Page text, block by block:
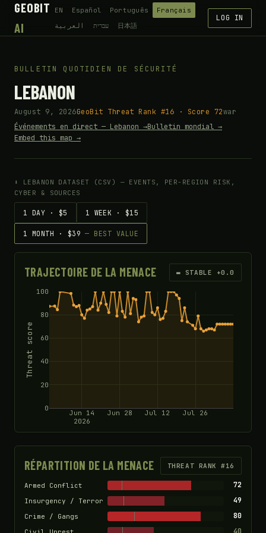
GEOBIT
AI
EN Español Português
Français
العربية
עברית 日本語
LOG IN
BULLETIN QUOTIDIEN DE SÉCURITÉ
LEBANON
August 9, 2026GeoBit Threat Rank #16 · Score 72war
Événements en direct — Lebanon →Bulletin mondial →
Embed this map →
⬇ LEBANON DATASET (CSV) — EVENTS, PER-REGION RISK,
CYBER & SOURCES
1 DAY · $5 1 WEEK · $15
1 MONTH · $39— BEST VALUE
TRAJECTOIRE DE LA MENACE ▬ STABLE +0.0
Jun 14
2026
Jun 28 Jul 12 Jul 26
0
20
40
60
80
100
Threat score
RÉPARTITION DE LA MENACE THREAT RANK #16
Armed Conflict 72
Insurgency / Terror 49
Crime / Gangs 80